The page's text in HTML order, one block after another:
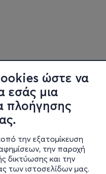
ώστε να
εσάς μια
πλοήγησης
την εξατομίκευση
την παροχή
δικτύωσης και την
των ιστοσελίδων μας.